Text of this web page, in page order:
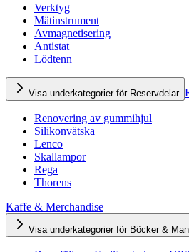
Verktyg
Mätinstrument
Avmagnetisering
Antistat
Lödtenn
Visa underkategorier för Reservdelar
Renovering av gummihjul
Silikonvätska
Lenco
Skallampor
Rega
Thorens
Kaffe & Merchandise
Visa underkategorier för Böcker &